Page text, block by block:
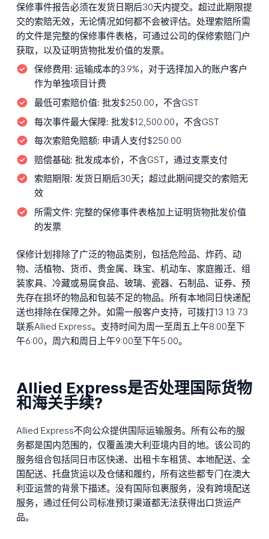
保修事件报告必须在发货日期后30天内提交。超过此期限提
交的索赔无效，无论情况如何都不会被评估。处理索赔所需
的文件是完整的保修事件表格，可通过公司的保修索赔门户
获取，以及证明货物批发价值的发票。
保修费用: 运输成本的3.9%，对于选择加入的账户客户
作为单独项目计费
最低可索赔价值: 批发$250.00，不含GST
每次事件最大保障: 批发$12,500.00，不含GST
每次索赔免赔额: 申请人支付$250.00
赔偿基础: 批发成本价，不含GST，通过支票支付
索赔期限: 发货日期后30天；超过此期间提交的索赔无
效
所需文件: 完整的保修事件表格加上证明货物批发价值
的发票
保修计划排除了广泛的物品类别，包括危险品、炸药、动
物、活植物、货币、贵金属、珠宝、机动车、家庭搬迁、组
装家具、冷藏或易腐食品、玻璃、瓷器、石制品、证券、预
先存在损坏的物品和包装不足的物品。所有本地同日快递配
送也排除在保障之外。如需一般客户支持，可拨打13 13 73
联系Allied Express。支持时间为周一至周五上午8:00至下
午6:00，周六和周日上午9:00至下午5:00。
Allied Express是否处理国际货物
和海关手续?
Allied Express不向公众提供国际运输服务。所有公布的服
务都是国内范围的，仅覆盖澳大利亚境内目的地。该公司的
服务组合包括同日市区快递、出租卡车租赁、本地配送、全
国配送、托盘货运以及仓储和履约，所有这些都专门在澳大
利亚运营的背景下描述。没有国际包裹服务，没有跨境配送
服务，通过任何公司标准预订渠道都无法获得出口货运产
品。